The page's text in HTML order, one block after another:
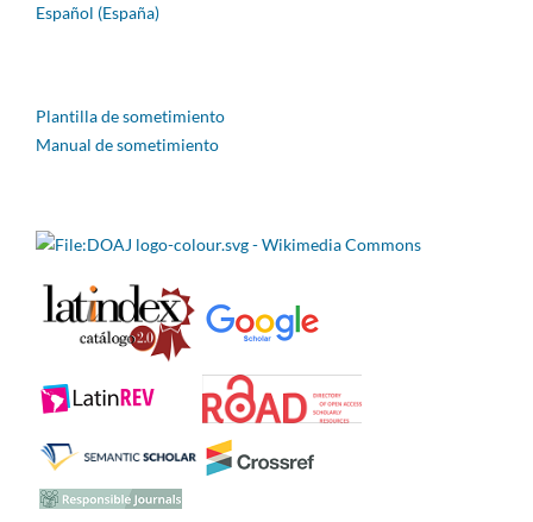
Español (España)
Plantilla de sometimiento
Manual de sometimiento